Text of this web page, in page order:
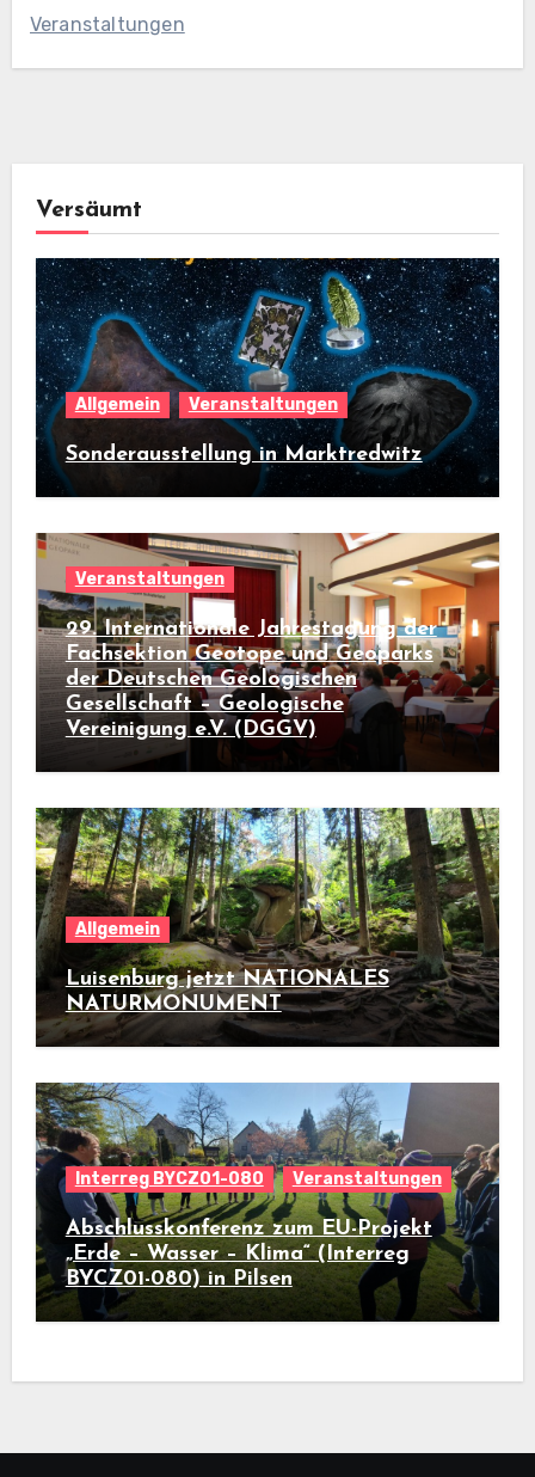
Veranstaltungen
Versäumt
Allgemein Veranstaltungen
Sonderausstellung in Marktredwitz
Veranstaltungen
29. Internationale Jahrestagung der
Fachsektion Geotope und Geoparks
der Deutschen Geologischen
Gesellschaft – Geologische
Vereinigung e.V. (DGGV)
Allgemein
Luisenburg jetzt NATIONALES
NATURMONUMENT
Interreg BYCZ01-080 Veranstaltungen
Abschlusskonferenz zum EU-Projekt
„Erde – Wasser – Klima“ (Interreg
BYCZ01-080) in Pilsen